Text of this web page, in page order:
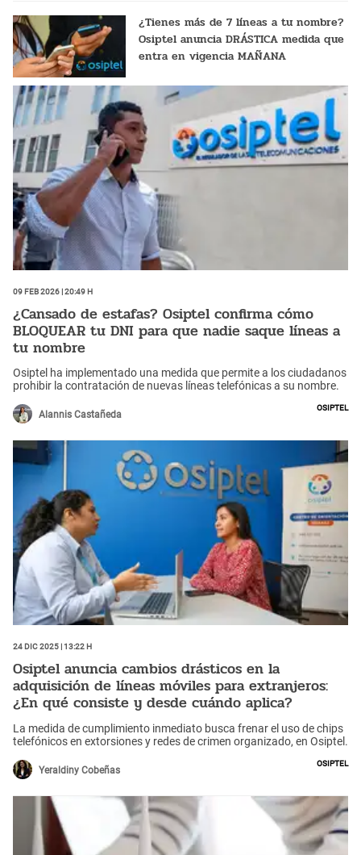
¿Tienes más de 7 líneas a tu nombre?
Osiptel anuncia DRÁSTICA medida que
entra en vigencia MAÑANA
09 Feb 2026 | 20:49 h
¿Cansado de estafas? Osiptel confirma cómo
BLOQUEAR tu DNI para que nadie saque líneas a
tu nombre
Osiptel ha implementado una medida que permite a los ciudadanos
prohibir la contratación de nuevas líneas telefónicas a su nombre.
Alannis Castañeda
Osiptel
24 Dic 2025 | 13:22 h
Osiptel anuncia cambios drásticos en la
adquisición de líneas móviles para extranjeros:
¿En qué consiste y desde cuándo aplica?
La medida de cumplimiento inmediato busca frenar el uso de chips
telefónicos en extorsiones y redes de crimen organizado, en Osiptel.
Yeraldiny Cobeñas
Osiptel